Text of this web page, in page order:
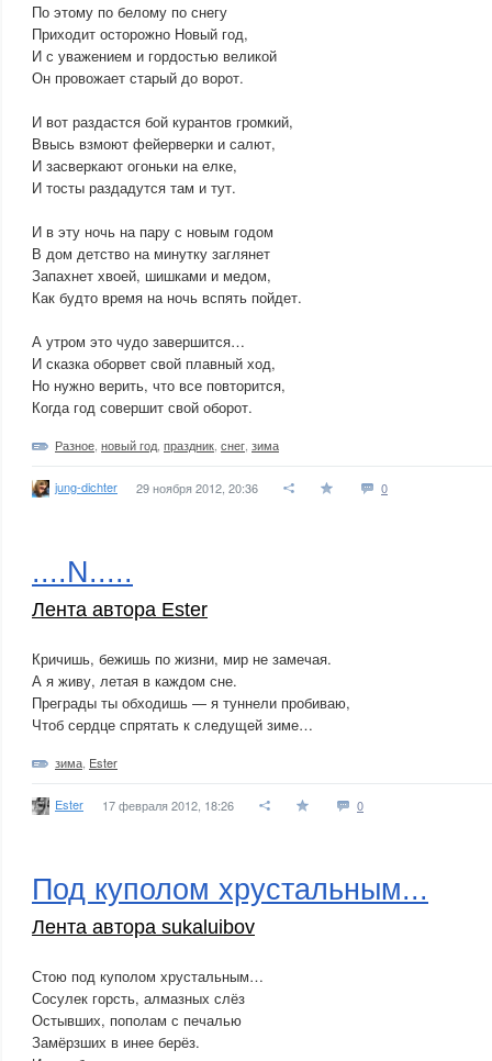
По этому по белому по снегу
Приходит осторожно Новый год,
И с уважением и гордостью великой
Он провожает старый до ворот.
И вот раздастся бой курантов громкий,
Ввысь взмоют фейерверки и салют,
И засверкают огоньки на елке,
И тосты раздадутся там и тут.
И в эту ночь на пару с новым годом
В дом детство на минутку заглянет
Запахнет хвоей, шишками и медом,
Как будто время на ночь вспять пойдет.
А утром это чудо завершится…
И сказка оборвет свой плавный ход,
Но нужно верить, что все повторится,
Когда год совершит свой оборот.
Разное новый год праздник снег зима
jung-dichter 29 ноября 2012, 20:36 0
....N.....
Лента автора Ester
Кричишь, бежишь по жизни, мир не замечая.
А я живу, летая в каждом сне.
Преграды ты обходишь — я туннели пробиваю,
Чтоб сердце спрятать к следущей зиме…
зима Ester
Ester 17 февраля 2012, 18:26 0
Под куполом хрустальным...
Лента автора sukaluibov
Стою под куполом хрустальным…
Сосулек горсть, алмазных слёз
Остывших, пополам с печалью
Замёрзших в инее берёз.